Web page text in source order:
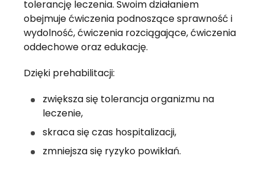
tolerancję leczenia. Swoim działaniem
obejmuje ćwiczenia podnoszące sprawność i
wydolność, ćwiczenia rozciągające, ćwiczenia
oddechowe oraz edukację.
Dzięki prehabilitacji:
zwiększa się tolerancja organizmu na
leczenie,
skraca się czas hospitalizacji,
zmniejsza się ryzyko powikłań.